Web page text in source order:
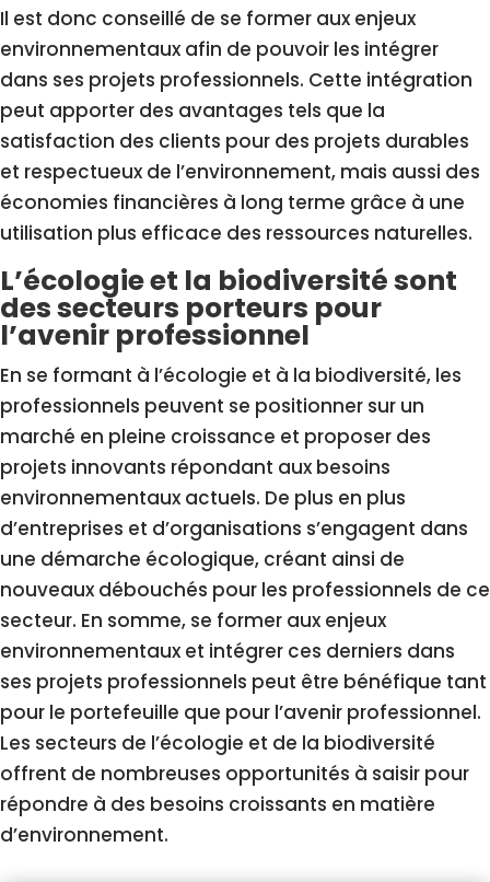
Il est donc conseillé de se former aux enjeux
environnementaux afin de pouvoir les intégrer
dans ses projets professionnels. Cette intégration
peut apporter des avantages tels que la
satisfaction des clients pour des projets durables
et respectueux de l’environnement, mais aussi des
économies financières à long terme grâce à une
utilisation plus efficace des ressources naturelles.
L’écologie et la biodiversité sont
des secteurs porteurs pour
l’avenir professionnel
En se formant à l’écologie et à la biodiversité, les
professionnels peuvent se positionner sur un
marché en pleine croissance et proposer des
projets innovants répondant aux besoins
environnementaux actuels. De plus en plus
d’entreprises et d’organisations s’engagent dans
une démarche écologique, créant ainsi de
nouveaux débouchés pour les professionnels de ce
secteur. En somme, se former aux enjeux
environnementaux et intégrer ces derniers dans
ses projets professionnels peut être bénéfique tant
pour le portefeuille que pour l’avenir professionnel.
Les secteurs de l’écologie et de la biodiversité
offrent de nombreuses opportunités à saisir pour
répondre à des besoins croissants en matière
d’environnement.